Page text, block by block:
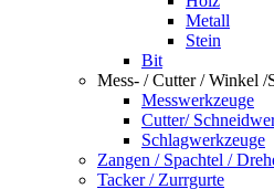
Metall
Stein
Bit
Mess- / Cutter / Winkel /
Messwerkzeuge
Cutter/
Schlagwerkzeuge
Zangen / Spachtel /
Tacker / Zurrgurte